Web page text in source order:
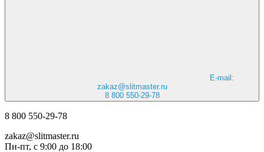
E-mail:
zakaz@slitmaster.ru
8 800 550-29-78
8 800 550-29-78
zakaz@slitmaster.ru
Пн-пт, с 9:00 до 18:00